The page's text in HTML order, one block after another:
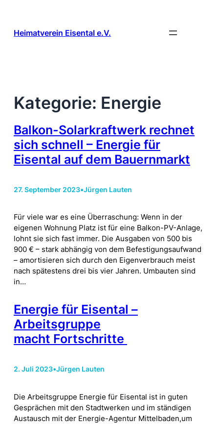
springen
Heimatverein Eisental e.V.
Kategorie: Energie
Balkon-Solarkraftwerk rechnet
sich schnell – Energie für
Eisental auf dem Bauernmarkt
27. September 2023•Jürgen Lauten
Für viele war es eine Überraschung: Wenn in der
eigenen Wohnung Platz ist für eine Balkon-PV-Anlage,
lohnt sie sich fast immer. Die Ausgaben von 500 bis
900 € – stark abhängig von dem Befestigungsaufwand
– amortisieren sich durch den Eigenverbrauch meist
nach spätestens drei bis vier Jahren. Umbauten sind
in…
Energie für Eisental –
Arbeitsgruppe
macht Fortschritte
2. Juli 2023•Jürgen Lauten
Die Arbeitsgruppe Energie für Eisental ist in guten
Gesprächen mit den Stadtwerken und im ständigen
Austausch mit der Energie-Agentur Mittelbaden,um